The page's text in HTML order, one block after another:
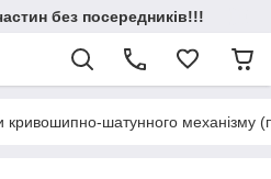
без посередників!!!
кривошипно-шатунного механізму